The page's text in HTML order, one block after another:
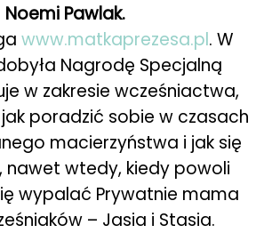
Noemi Pawlak.
www.matkaprezesa.pl. W
Nagrodę Specjalną
w zakresie wcześniactwa,
poradzić sobie w czasach
macierzyństwa i jak się
nawet wtedy, kiedy powoli
wypalać Prywatnie mama
– Jasia i Stasia.